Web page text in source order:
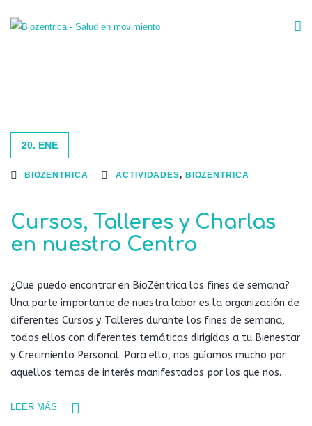
20. ENE
BIOZENTRICA ACTIVIDADES, BIOZENTRICA
Cursos, Talleres y Charlas
en nuestro Centro
¿Que puedo encontrar en BioZéntrica los fines de semana?
Una parte importante de nuestra labor es la organización de
diferentes Cursos y Talleres durante los fines de semana,
todos ellos con diferentes temáticas dirigidas a tu Bienestar
y Crecimiento Personal. Para ello, nos guíamos mucho por
aquellos temas de interés manifestados por los que nos…
LEER MÁS